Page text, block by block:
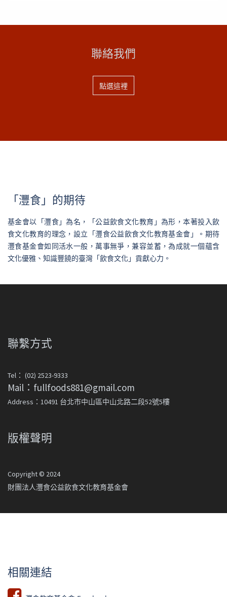
委員 鄔家琪 【烹飪篇】 好好吃菜，菜...
聯絡我們
點選這裡
「灃食」的期待
基金會以「灃食」為名，「公益飲食文化教育」為形，本著投入飲
食文化教育的理念，設立「灃食公益飲食文化教育基金會」。期待
灃食基金會如同活水一般，萬事無爭，兼容並蓄，為成就一個蘊含
文化優雅、知識豐饒的臺灣「飲食文化」貢獻心力。
聯繫方式
Tel： (02) 2523-9333
Mail：fullfoods881@gmail.com
Address：10491 台北市中山區中山北路二段52號5樓
版權聲明
Copyright © 2024
財團法人灃食公益飲食文化教育基金會
相關連結